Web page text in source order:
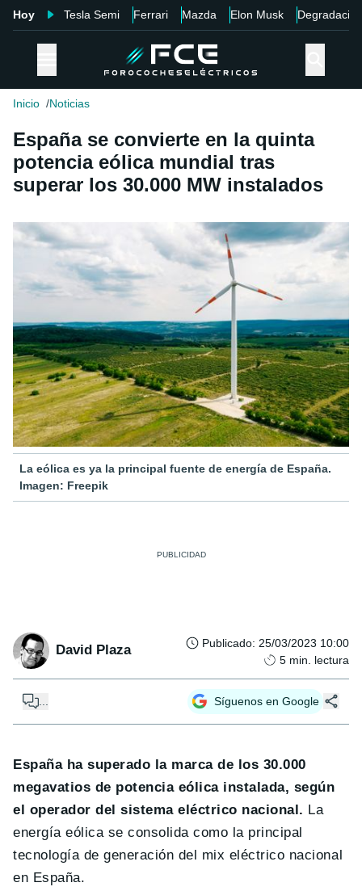
Hoy Tesla Semi Ferrari Mazda Elon Musk Degradación
Inicio Noticias
España se convierte en la quinta
potencia eólica mundial tras
superar los 30.000 MW instalados
La eólica es ya la principal fuente de energía de España.
Imagen: Freepik
David Plaza Publicado: 25/03/2023 10:00
5 min. lectura
Síguenos en Google
España ha superado la marca de los 30.000
megavatios de potencia eólica instalada, según
el operador del sistema eléctrico nacional. La
energía eólica se consolida como la principal
tecnología de generación del mix eléctrico nacional
en España.